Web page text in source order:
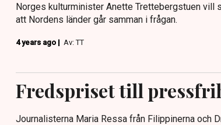
Norges kulturminister Anette Trettebergstuen vill
att Nordens länder går samman i frågan.
4 years ago | Av: TT
Fredspriset till
Journalisterna Maria Ressa från Filippinerna och